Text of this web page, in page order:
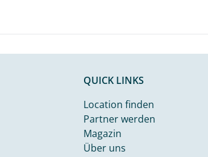
QUICK LINKS
Location finden
Partner werden
Magazin
Über uns